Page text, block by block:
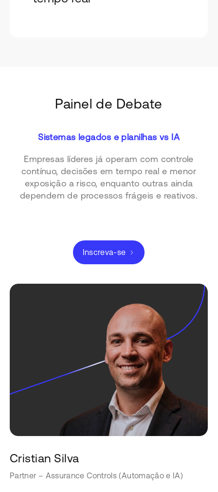
Painel de Debate
Sistemas legados e planilhas vs IA
Empresas líderes já operam com controle
contínuo, decisões em tempo real e menor
exposição a risco, enquanto outras ainda
dependem de processos frágeis e reativos.
Inscreva-se
Cristian Silva
Partner – Assurance Controls (Automação e IA)